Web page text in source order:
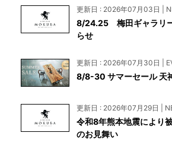
更新日 : 2026年07月03日 |
8/24.25 梅田ギャラリ
らせ
更新日 : 2026年07月30日 |
8/8-30 サマーセール 天
更新日 : 2026年07月29日 |
令和8年熊本地震により
のお見舞い